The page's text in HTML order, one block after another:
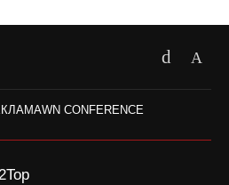
WN CONFERENCE